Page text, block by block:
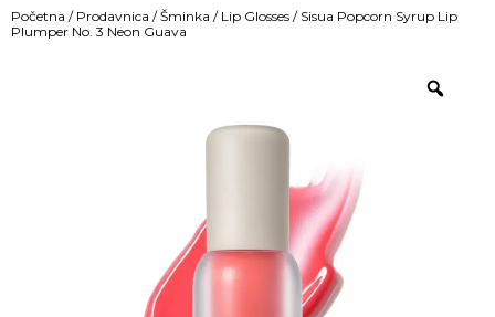
Početna / Prodavnica /Šminka / Lip Glosses / Sisua Popcorn Syrup Lip
Plumper No. 3 Neon Guava